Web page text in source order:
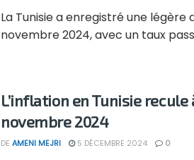
La Tunisie a enregistré une légère
novembre 2024, avec un taux
L’inflation en Tunisie recule
novembre 2024
DE AMENI MEJRI 5 DÉCEMBRE 2024 0